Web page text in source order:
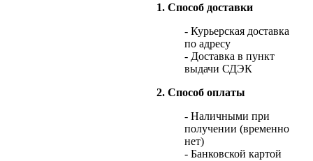
1. Способ доставки
- Курьерская доставка
по адресу
- Доставка в пункт
выдачи СДЭК
2. Способ оплаты
- Наличными при
получении (временно
нет)
- Банковской картой